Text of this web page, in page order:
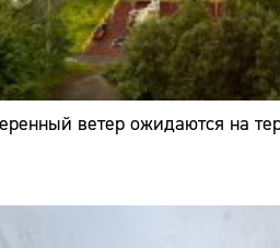
ветер ожидаются на